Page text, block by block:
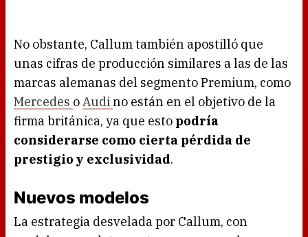
No obstante, Callum también apostilló que
unas cifras de producción similares a las de las
marcas alemanas del segmento Premium, como
Mercedes oAudino están en el objetivo de la
firma británica, ya que esto podría
considerarse como cierta pérdida de
prestigio y exclusividad.
Nuevos modelos
La estrategia desvelada por Callum, con